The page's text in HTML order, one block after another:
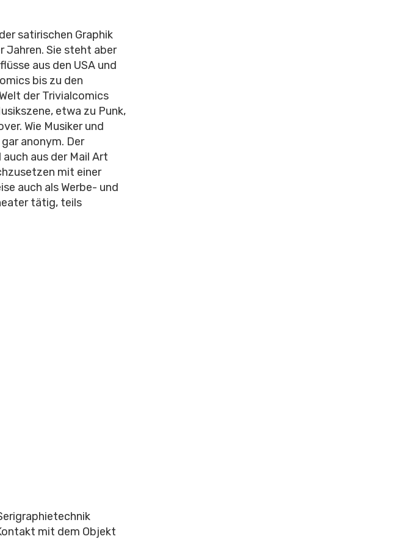
satirischen Graphik
Jahren. Sie steht aber
aus den USA und
bis zu den
der Trivialcomics
etwa zu Punk,
Wie Musiker und
anonym. Der
aus der Mail Art
mit einer
auch als Werbe- und
tätig, teils
mit dem Objekt